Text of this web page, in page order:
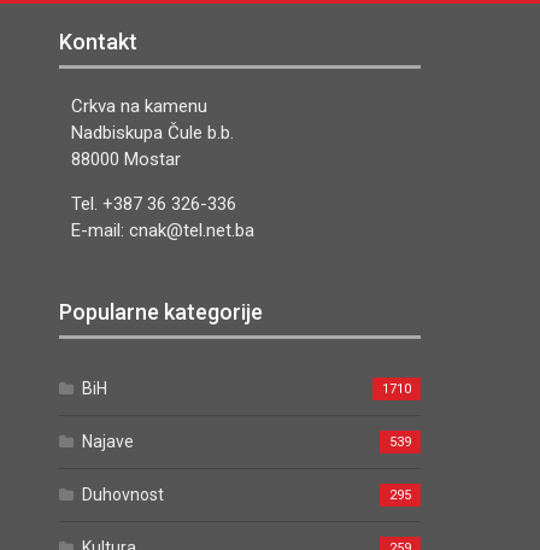
Kontakt
Crkva na kamenu
Nadbiskupa Čule b.b.
88000 Mostar
Tel. +387 36 326-336
E-mail: cnak@tel.net.ba
Popularne kategorije
BiH 1710
Najave 539
Duhovnost 295